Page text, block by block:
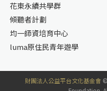
花東永續共學群
傾聽者計劃
均一師資培育中心
luma原住民青年遊學
財團法人公益平台文化基金會©